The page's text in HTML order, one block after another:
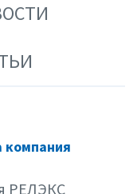
компания
РЕЛЭКС